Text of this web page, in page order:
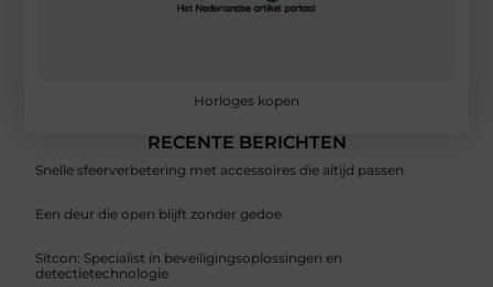
Horloges kopen
RECENTE BERICHTEN
Snelle sfeerverbetering met accessoires die altijd passen
Een deur die open blijft zonder gedoe
Sitcon: Specialist in beveiligingsoplossingen en
detectietechnologie